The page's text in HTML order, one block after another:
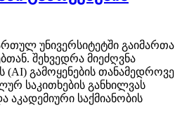
უნივერსიტეტში გაიმართა
შეხვედრა მიეძღვნა
გამოყენების თანამედროვე
საკითხების განხილვას
აკადემიური საქმიანობის